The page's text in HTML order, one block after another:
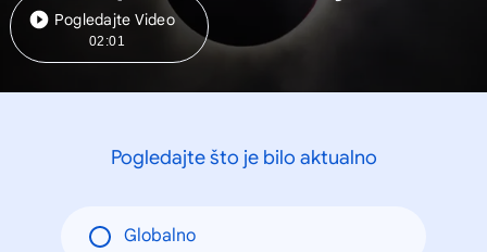
Pogledajte Video
02:01
Pogledajte što je bilo aktualno
Globalno